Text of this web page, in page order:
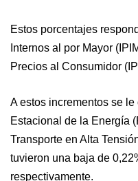
Estos porcentajes
Internos al por Mayor
Precios al Consumidor
A estos incrementos se
Estacional de la Energía
Transporte en Alta
tuvieron una baja de
respectivamente.